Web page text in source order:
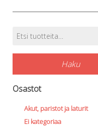
Tuotehaku
Etsi:
Haku
Osastot
Akut, paristot ja laturit
Ei kategoriaa